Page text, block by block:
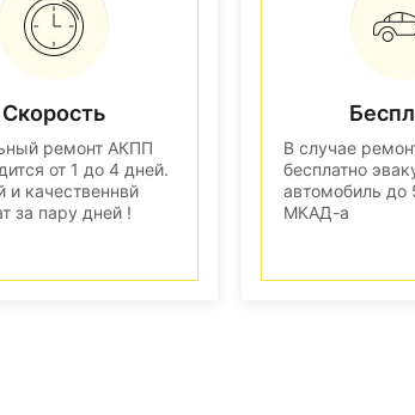
Скорость
ремонт АКПП
от 1 до 4 дней.
и качественнвй
за пару дней !
В случае
бесплатно
автомобиль до
МКАД-а